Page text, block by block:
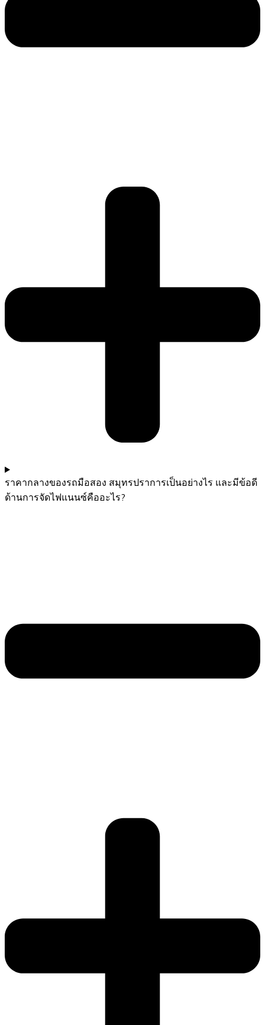
ราคากลางของรถมือสอง สมุทรปราการเป็นอย่างไร และมีข้อดี
ด้านการจัดไฟแนนซ์คืออะไร?